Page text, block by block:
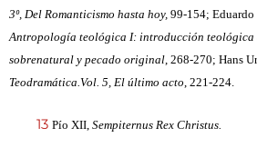
3º, Del Romanticismo hasta hoy, 99-154;
Antropología teológica I: introducción teológica
sobrenatural y pecado original, 268-270; Hans
Teodramática.Vol. 5, El último acto, 221-224.
13 Pío XII, Sempiternus Rex Christus.